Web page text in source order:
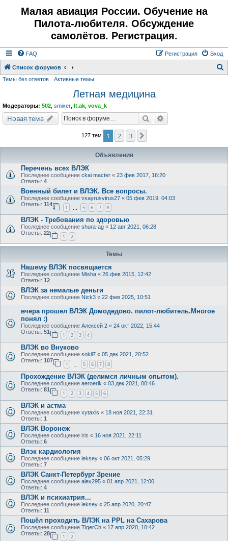
Малая авиация России. Обучение на
Пилота-любителя. Обсуждение
самолётов. Регистрация.
FAQ Вход
Регистрация
Список форумов
Темы без ответов Активные темы
Летная медицина
Модераторы: 502 smixer lt.ak vova_k
Новая тема Поиск
127 тем 1 2 3
Объявления
Перечень всех ВЛЭК
Последнее сообщение ckai macter « 23 фев 2017, 16:20
Ответы: 4
Военный билет и ВЛЭК. Все вопросы.
Последнее сообщение vsayrusvirus27 « 05 фев 2019, 04:03
Ответы: 114
1 5 6 7 8
ВЛЭК - Требования по здоровью
Последнее сообщение shura-ag « 12 авг 2021, 06:28
Ответы: 22
1 2
Темы
Нашему ВЛЭК посвящается
Последнее сообщение Misha « 26 фев 2015, 12:42
Ответы: 12
ВЛЭК за немалые деньги
Последнее сообщение Nick3 « 22 фев 2025, 10:51
вчера прошел ВЛЭК Домодедово. пилот-любитель.Многое
понял :)
Последнее сообщение Алексей 2 « 24 окт 2022, 15:44
Ответы: 51
1 2 3 4
ВЛЭК во Внуково
Последнее сообщение sokil7 « 05 дек 2021, 20:52
Ответы: 107
1 5 6 7 8
Прохождение ВЛЭК (делимся личным опытом).
Последнее сообщение aeroerik « 03 дек 2021, 00:46
Ответы: 81
1 2 3 4 5 6
ВЛЭК и астма
Последнее сообщение xytaxis « 18 ноя 2021, 22:31
Ответы: 1
ВЛЭК Воронеж
Последнее сообщение iris « 16 ноя 2021, 22:11
Ответы: 6
Влэк кардиология
Последнее сообщение leksey « 06 окт 2021, 05:29
Ответы: 7
ВЛЭК Санкт-Петербург Зрение
Последнее сообщение alex295 « 01 апр 2021, 12:00
Ответы: 4
ВЛЭК и психиатрия...
Последнее сообщение leksey « 25 апр 2020, 20:47
Ответы: 11
Пошёл проходить ВЛЭК на PPL на Сахарова
Последнее сообщение TigerCh « 17 апр 2020, 10:42
Ответы: 28
1 2